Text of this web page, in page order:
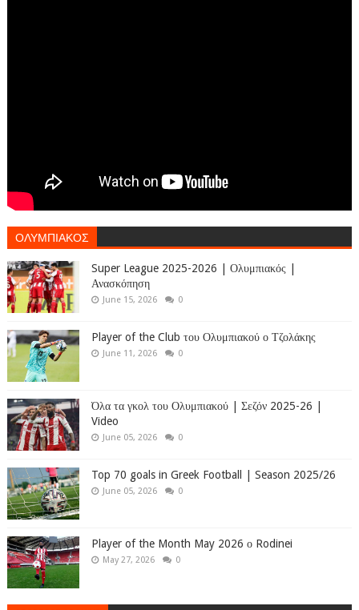
ΟΛΥΜΠΙΑΚΟΣ
Super League 2025-2026 | Ολυμπιακός |
Ανασκόπηση
June 15, 2026 0
Player of the Club του Ολυμπιακού ο Τζολάκης
June 11, 2026 0
Όλα τα γκολ του Ολυμπιακού | Σεζόν 2025-26 |
Video
June 05, 2026 0
Top 70 goals in Greek Football | Season 2025/26
June 05, 2026 0
Player of the Month May 2026 ο Rodinei
May 27, 2026 0